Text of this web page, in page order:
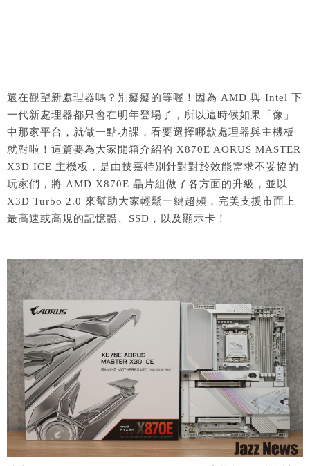
還在觀望新處理器嗎？別癡癡的等喔！因為 AMD 與 Intel 下
一代新處理器都只會在明年登場了，所以這時候如果「像」
中那家平台，就做一點功課，看要選擇哪款處理器與主機板
就對啦！這篇要為大家開箱介紹的 X870E AORUS MASTER
X3D ICE 主機板，是由技嘉特別針對對於效能需求不妥協的
玩家們，將 AMD X870E 晶片組做了各方面的升級，並以
X3D Turbo 2.0 來幫助大家輕鬆一鍵超頻，完美支援市面上
最高速或高規的記憶體、SSD，以及顯示卡！